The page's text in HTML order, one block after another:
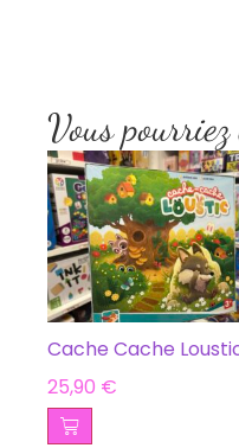
Vous
Cache Cache
25,90 €